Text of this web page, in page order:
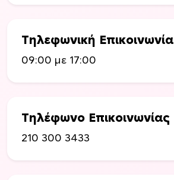
Τηλεφωνική Επικοινωνία
09:00 με 17:00
Τηλέφωνο Επικοινωνίας
210 300 3433